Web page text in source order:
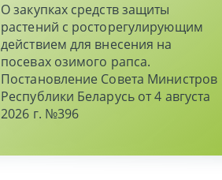
О закупках средств защиты
растений с росторегулирующим
действием для внесения на
посевах озимого рапса.
Постановление Совета Министров
Республики Беларусь от 4 августа
2026 г. №396